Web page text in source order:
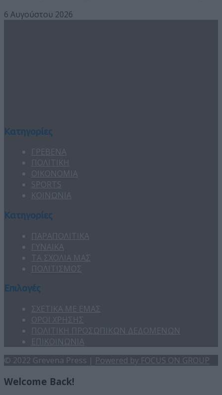
6 Αυγούστου 2026
Κατηγορίες
ΓΡΕΒΕΝΑ
ΠΟΛΙΤΙΚΗ
ΟΙΚΟΝΟΜΙΑ
SPORTS
ΚΟΙΝΩΝΙΑ
Κατηγορίες
ΠΑΡΑΠΟΛΙΤΙΚΑ
ΓΥΝΑΙΚΑ
ΤΑ ΣΧΟΛΙΑ ΜΑΣ
ΠΟΛΙΤΙΣΜΟΣ
Επιλογές
ΣΧΕΤΙΚΑ ΜΕ ΕΜΑΣ
ΟΡΟΙ ΧΡΗΣΗΣ
ΠΟΛΙΤΙΚΗ ΠΡΟΣΩΠΙΚΩΝ ΔΕΔΟΜΕΝΩΝ
ΕΠΙΚΟΙΝΩΝΙΑ
© 2022 Grevena Press | Powered by FOCUS ON GROUP
Welcome Back!